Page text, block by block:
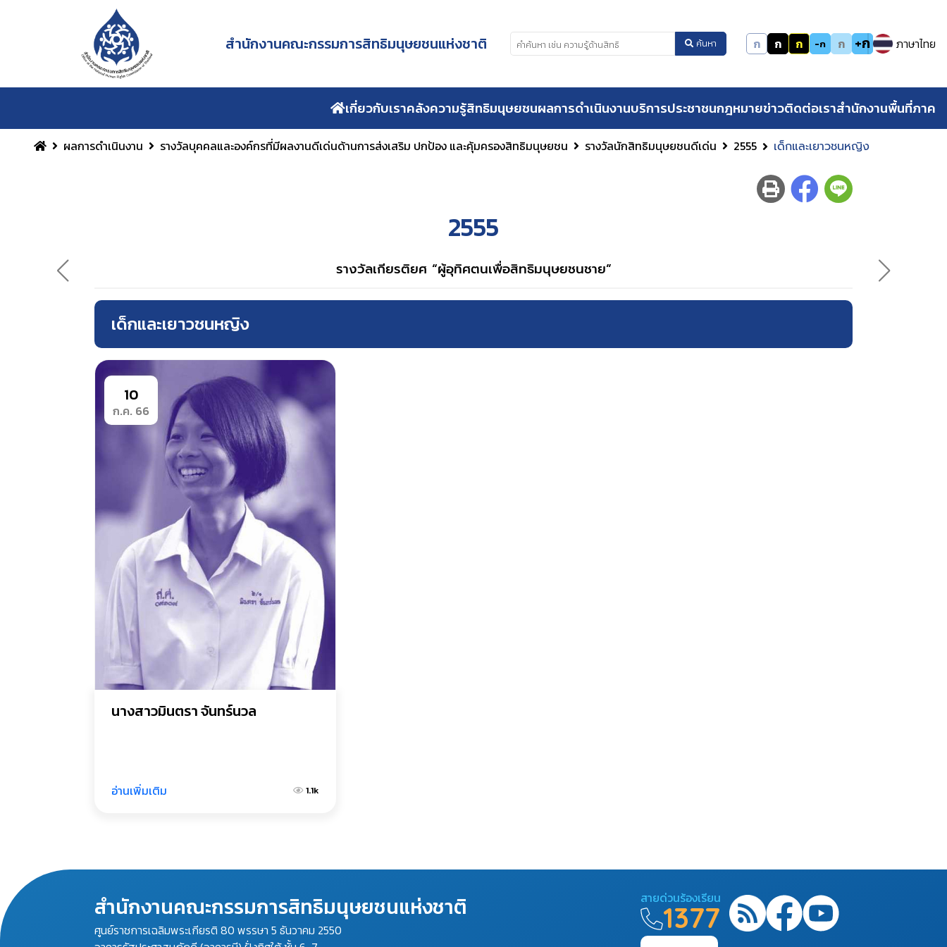
สำนักงานคณะกรรมการสิทธิมนุษยชนแห่งชาติ ค้นหา ก ก ก -ก ก +ก ภาษาไทย
เกี่ยวกับเราคลังความรู้สิทธิมนุษยชนผลการดำเนินงานบริการประชาชนกฎหมายข่าวติดต่อเราสำนักงานพื้นที่ภาค
ผลการดำเนินงาน รางวัลบุคคลและองค์กรที่มีผลงานดีเด่นด้านการส่งเสริม ปกป้อง และคุ้มครองสิทธิมนุษยชน รางวัลนักสิทธิมนุษยชนดีเด่น 2555 เด็กและเยาวชนหญิง
2555
รางวัลเกียรติยศ “ผู้อุทิศตนเพื่อสิทธิมนุษยชนชาย”
เด็กและเยาวชนหญิง
10
ก.ค. 66
นางสาวมินตรา จันทร์นวล
อ่านเพิ่มเติม 1.1k
สำนักงานคณะกรรมการสิทธิมนุษยชนแห่งชาติ
ศูนย์ราชการเฉลิมพระเกียรติ 80 พรรษา 5 ธันวาคม 2550
สายด่วนร้องเรียน
1377